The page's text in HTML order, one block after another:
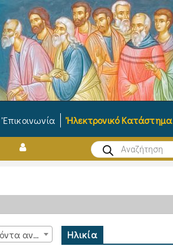
Ἐπικοινωνία Ἠλεκτρονικό Κατάστημα
Products
search
15 προϊόντα ανά σελίδα Ηλικία